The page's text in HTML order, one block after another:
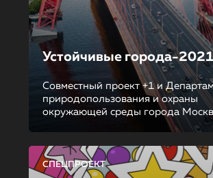
Устойчивые города-
Совместный проект +1 и
природопользования и охраны
окружающей среды города
СПЕЦПРОЕКТ